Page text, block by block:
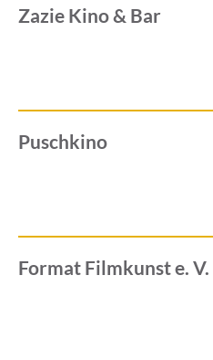
Zazie Kino & Bar
Puschkino
Format Filmkunst e. V.